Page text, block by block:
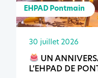
EHPAD Pontmain
30 juillet 2026
UN
L’EHPAD DE